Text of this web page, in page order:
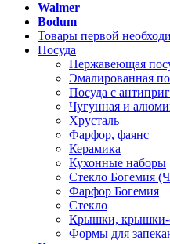
Walmer
Bodum
Товары первой
Посуда
Нержавеющая
Эмалированная
Посуда с
Чугунная и
Хрусталь
Фарфор, фаянс
Керамика
Кухонные наборы
Стекло Богемия
Фарфор Богемия
Стекло
Крышки, крышки-
Формы для